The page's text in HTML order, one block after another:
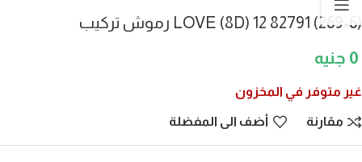
(269-6) 82791 LOVE (8D) 12 رموش تركيب
0
غير متوفر في المخزون
مقارنة أضف الى المفضلة